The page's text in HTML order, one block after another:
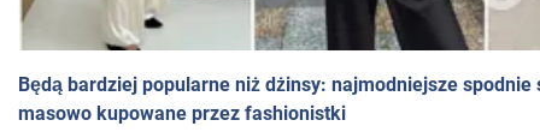
Będą bardziej popularne niż dżinsy: najmodniejsze spodnie
masowo kupowane przez fashionistki